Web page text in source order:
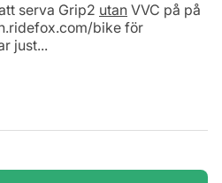
serva Grip2 utan VVC på på
bike för
just...